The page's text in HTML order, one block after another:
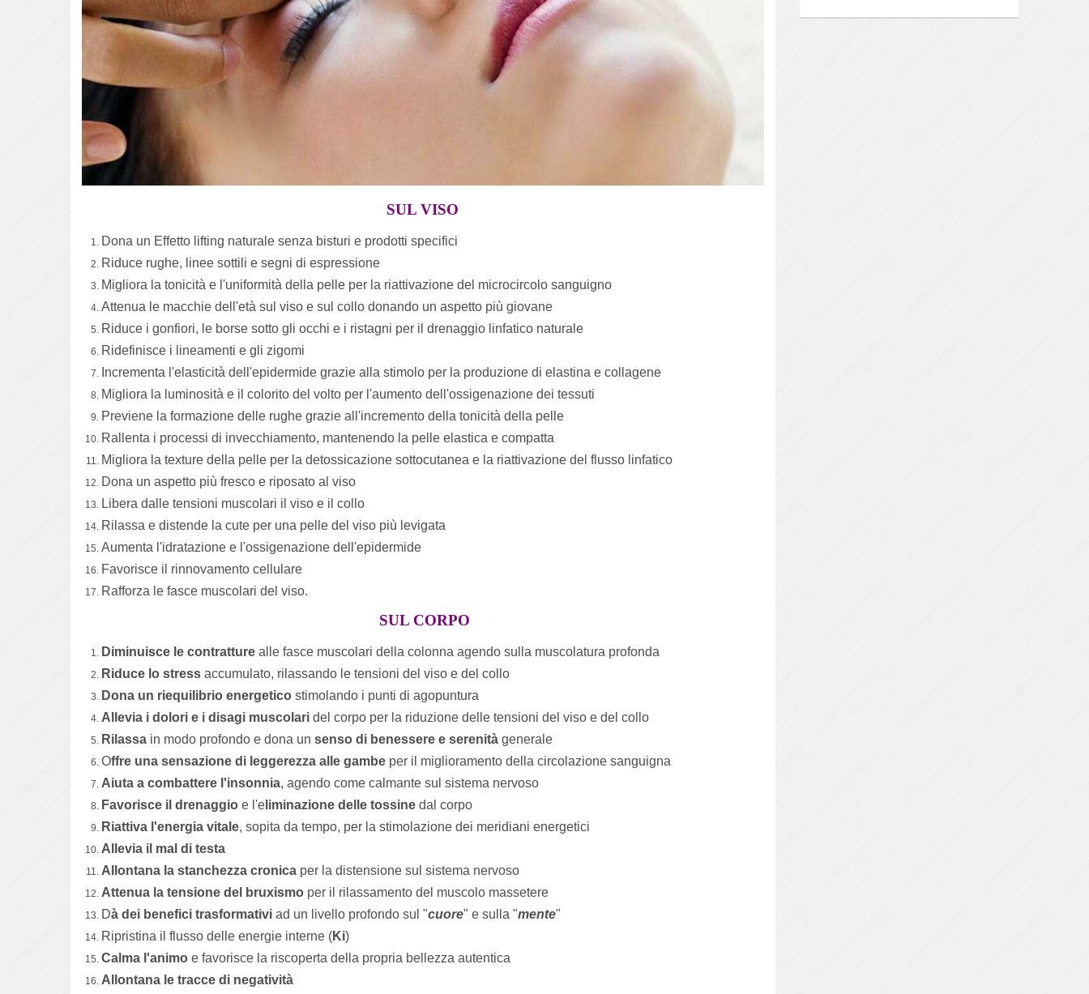
SUL VISO
Dona un Effetto lifting naturale senza bisturi e prodotti specifici
Riduce rughe, linee sottili e segni di espressione
Migliora la tonicità e l'uniformità della pelle per la riattivazione del microcircolo sanguigno
Attenua le macchie dell'età sul viso e sul collo donando un aspetto più giovane
Riduce i gonfiori, le borse sotto gli occhi e i ristagni per il drenaggio linfatico naturale
Ridefinisce i lineamenti e gli zigomi
Incrementa l'elasticità dell'epidermide grazie alla stimolo per la produzione di elastina e collagene
Migliora la luminosità e il colorito del volto per l'aumento dell'ossigenazione dei tessuti
Previene la formazione delle rughe grazie all'incremento della tonicità della pelle
Rallenta i processi di invecchiamento, mantenendo la pelle elastica e compatta
Migliora la texture della pelle per la detossicazione sottocutanea e la riattivazione del flusso linfatico
Dona un aspetto più fresco e riposato al viso
Libera dalle tensioni muscolari il viso e il collo
Rilassa e distende la cute per una pelle del viso più levigata
Aumenta l'idratazione e l'ossigenazione dell'epidermide
Favorisce il rinnovamento cellulare
Rafforza le fasce muscolari del viso.
SUL CORPO
Diminuisce le contratture alle fasce muscolari della colonna agendo sulla muscolatura profonda
Riduce lo stress accumulato, rilassando le tensioni del viso e del collo
Dona un riequilibrio energetico stimolando i punti di agopuntura
Allevia i dolori e i disagi muscolari del corpo per la riduzione delle tensioni del viso e del collo
Rilassa in modo profondo e dona unsenso di benessere e serenità generale
Offre una sensazione di leggerezza alle gambe per il miglioramento della circolazione sanguigna
Aiuta a combattere l'insonnia, agendo come calmante sul sistema nervoso
Favorisce il drenaggio e l'e liminazione delle tossine dal corpo
Riattiva l'energia vitale, sopita da tempo, per la stimolazione dei meridiani energetici
Allevia il mal di testa
Allontana la stanchezza cronica per la distensione sul sistema nervoso
Attenua la tensione del bruxismo per il rilassamento del muscolo massetere
Dà dei benefici trasformativi ad un livello profondo sul "cuore" e sulla "mente"
Ripristina il flusso delle energie interne (Ki)
Calma l'animo e favorisce la riscoperta della propria bellezza autentica
Allontana le tracce di negatività